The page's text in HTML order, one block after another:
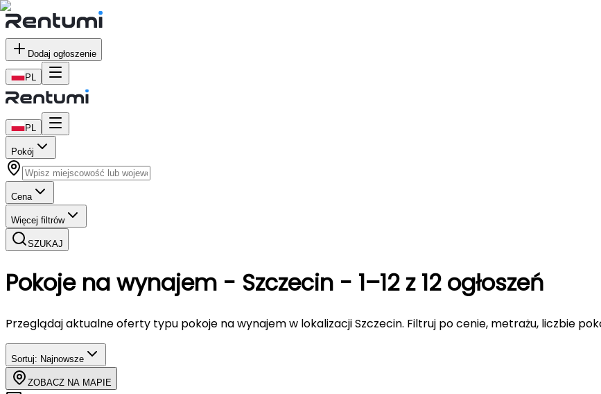
Dodaj ogłoszenie
PL
PL
Pokój
Cena
Więcej filtrów
SZUKAJ
Pokojena wynajem - Szczecin - 1–12 z 12 ogłoszeń
Przeglądaj aktualne oferty typu pokoje na wynajemw lokalizacji Szczecin. Filtruj po cenie, metrażu, liczbie
Sortuj: Najnowsze
ZOBACZ NA MAPIE